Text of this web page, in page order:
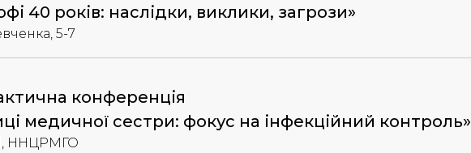
40 років: наслідки, виклики, загрози»
5-7
конференція
медичної сестри: фокус на інфекційний контроль»
ННЦРМГО